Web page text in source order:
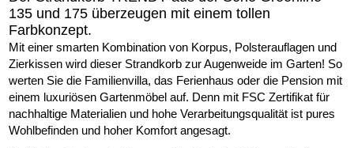
135 und 175 überzeugen mit einem tollen
Farbkonzept.
Mit einer smarten Kombination von Korpus, Polsterauflagen und
Zierkissen wird dieser Strandkorb zur Augenweide im Garten! So
werten Sie die Familienvilla, das Ferienhaus oder die Pension mit
einem luxuriösen Gartenmöbel auf. Denn mit FSC Zertifikat für
nachhaltige Materialien und hohe Verarbeitungsqualität ist pures
Wohlbefinden und hoher Komfort angesagt.